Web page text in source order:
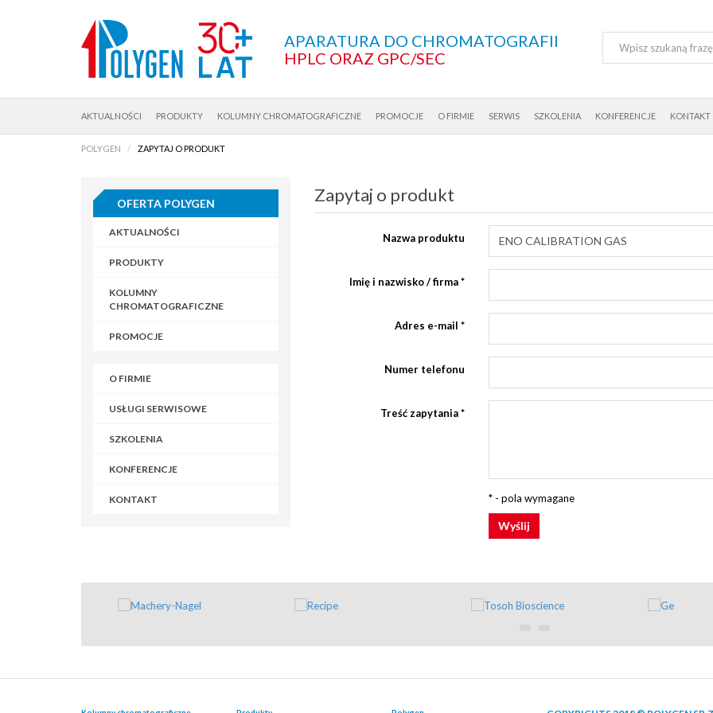
APARATURA DO CHROMATOGRAFII
HPLC ORAZ GPC/SEC
AKTUALNOŚCI PRODUKTY KOLUMNY CHROMATOGRAFICZNE PROMOCJE O FIRMIE SERWIS SZKOLENIA KONFERENCJE KONTAKT
POLYGEN ZAPYTAJ O PRODUKT
OFERTA POLYGEN
AKTUALNOŚCI
PRODUKTY
KOLUMNY
CHROMATOGRAFICZNE
PROMOCJE
O FIRMIE
USŁUGI SERWISOWE
SZKOLENIA
KONFERENCJE
KONTAKT
Zapytaj o produkt
Nazwa produktu
Imię i nazwisko / firma*
Adres e-mail *
Numer telefonu
Treść zapytania*
* - pola wymagane
Wyślij